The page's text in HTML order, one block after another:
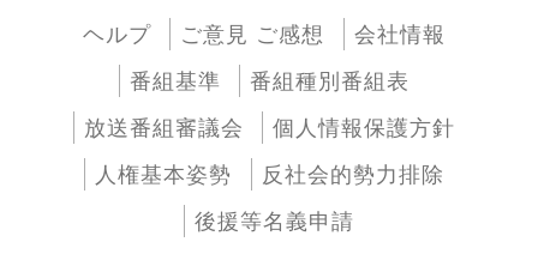
ヘルプ ご意見 ご感想
会社情報
番組基準
番組種別番組表
放送番組審議会
個人情報保護方針
人権基本姿勢
反社会的勢力排除
後援等名義申請